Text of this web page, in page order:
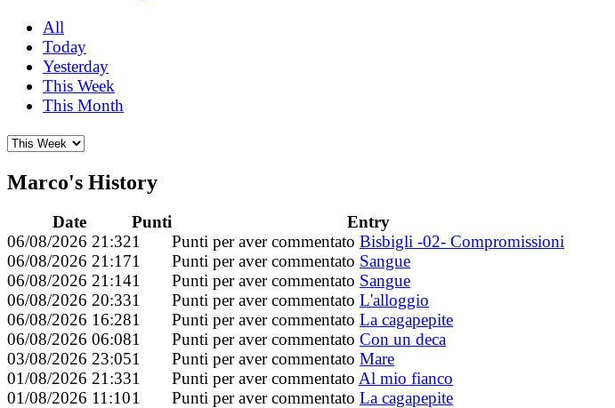
All
Today
Yesterday
This Week
This Month
Marco's History
Date Punti
Entry
06/08/2026 21:321 Punti per aver commentato Bisbigli -02- Compromissioni
06/08/2026 21:171 Punti per aver commentato Sangue
06/08/2026 21:141 Punti per aver commentato Sangue
06/08/2026 20:331 Punti per aver commentato L'alloggio
06/08/2026 16:281 Punti per aver commentato La cagapepite
06/08/2026 06:081 Punti per aver commentato Con un deca
03/08/2026 23:051 Punti per aver commentato Mare
01/08/2026 21:331 Punti per aver commentato Al mio fianco
01/08/2026 11:101 Punti per aver commentato La cagapepite